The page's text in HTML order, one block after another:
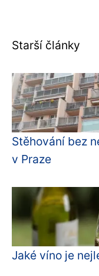
Starší články
Stěhování bez
v Praze
Jaké víno je